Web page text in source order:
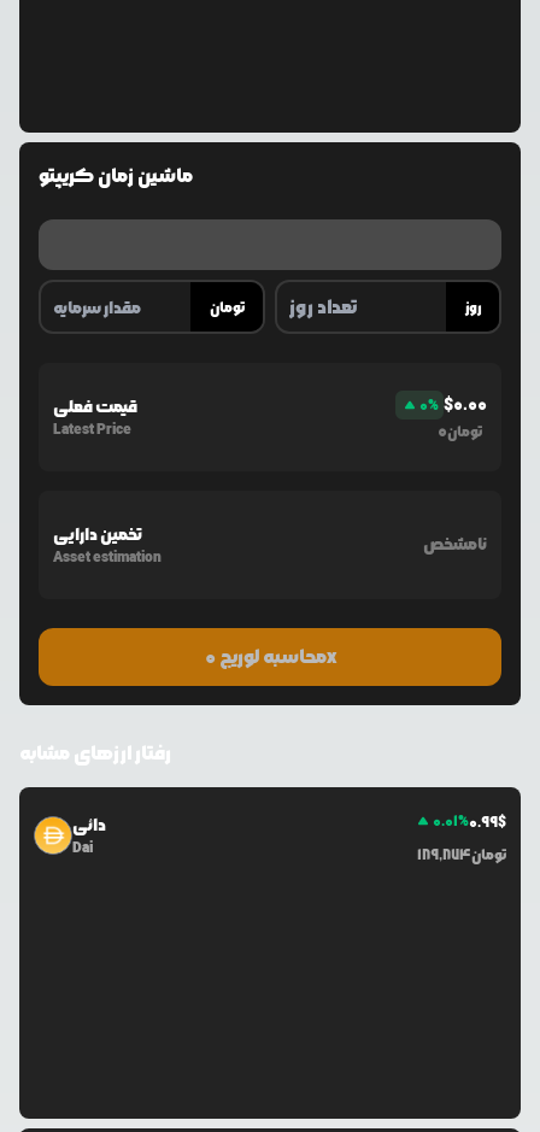
ماشین زمان کریپتو
تومان روز
قیمت فعلی
Latest Price
0% $0.00
0تومان
تخمین دارایی
Asset estimation
نامشخص
محاسبه لوریج 0x
رفتار ارزهای مشابه
دائی
Dai
0.01%0.99$
189,874تومان